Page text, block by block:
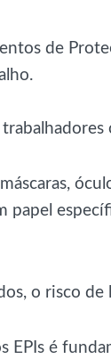
de
papel
o risco
EPIs é